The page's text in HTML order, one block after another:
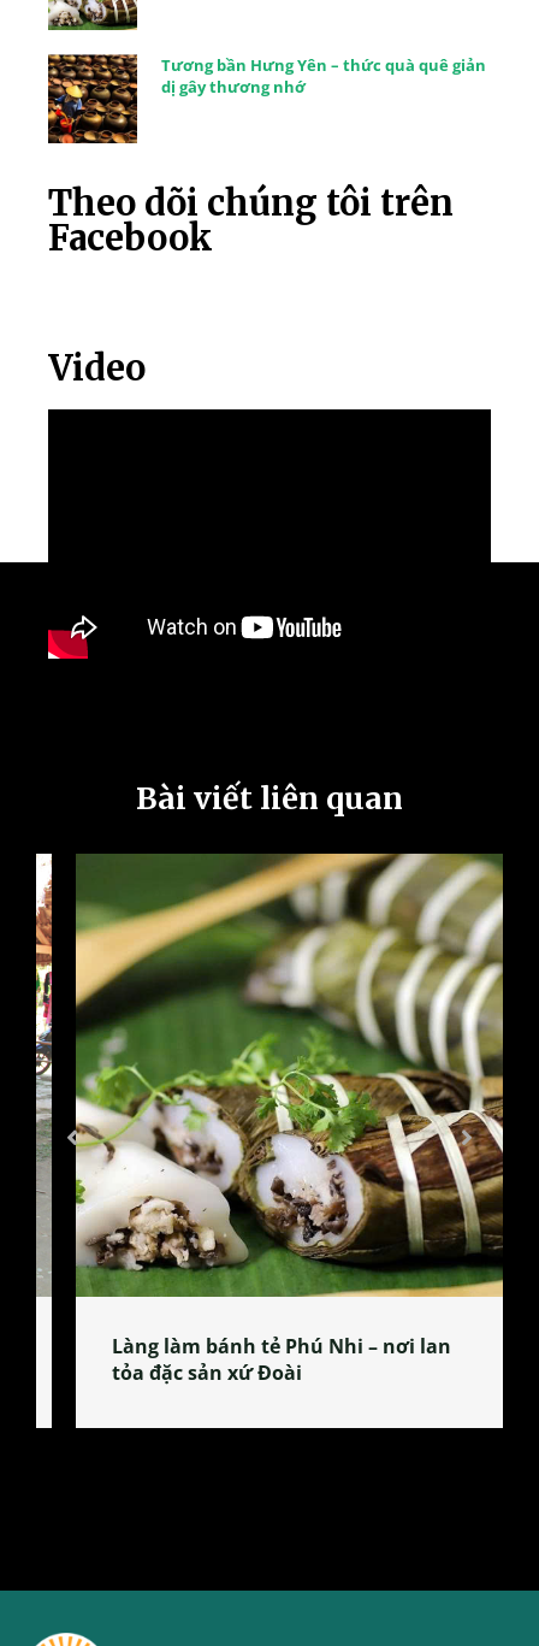
Tương bần Hưng Yên – thức quà quê giản
dị gây thương nhớ
Theo dõi chúng tôi trên
Facebook
Video
Bài viết liên quan
Làng làm bánh tẻ Phú Nhi – nơi lan
tỏa đặc sản xứ Đoài